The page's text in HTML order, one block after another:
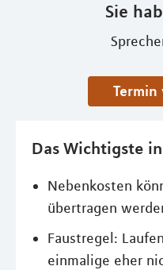
Sie
Das Wichtigste
Nebenkosten
übertragen
Faustregel:
einmalige eher